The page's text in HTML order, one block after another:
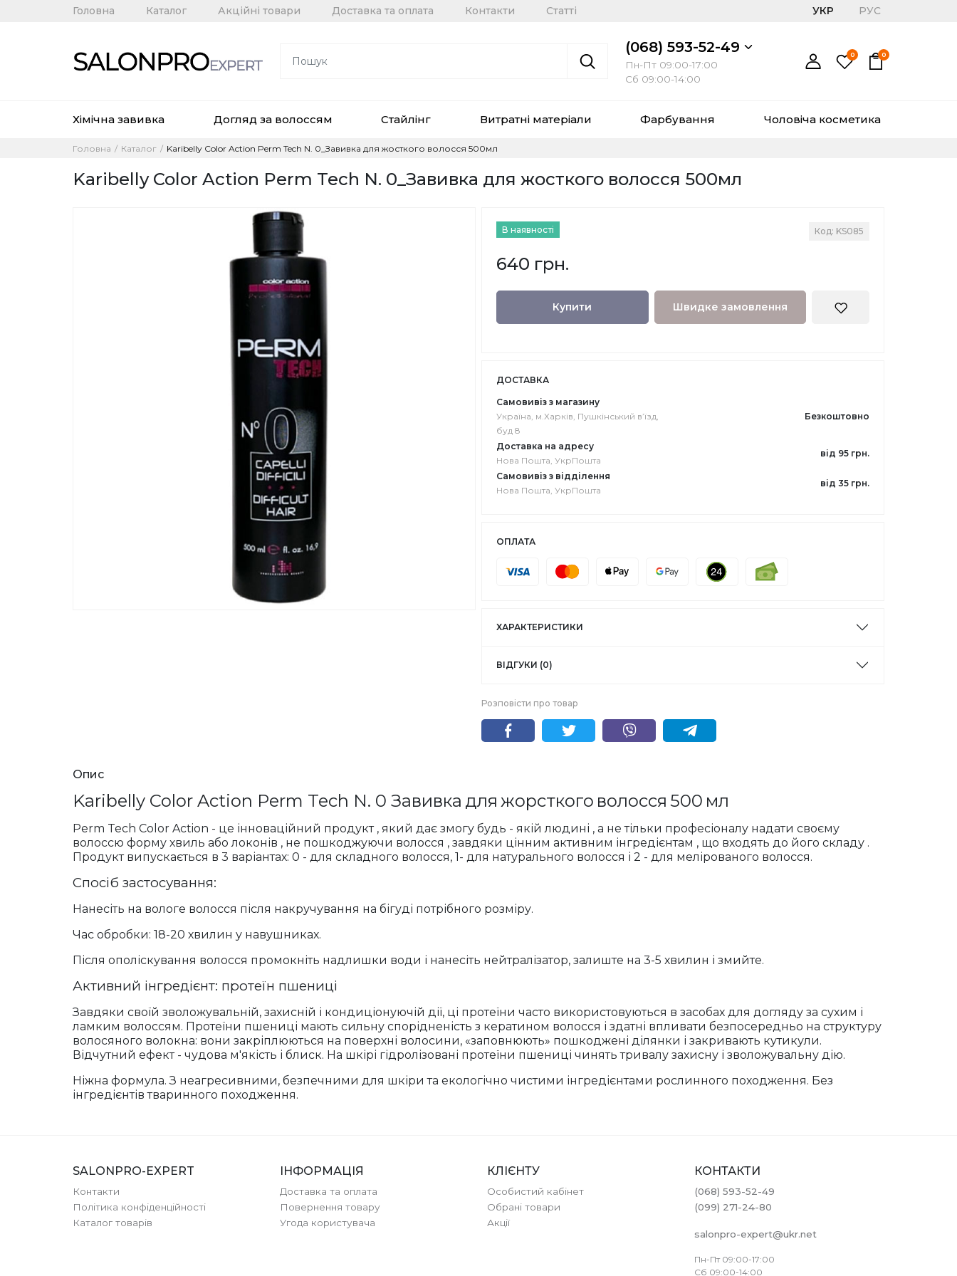
Головна Каталог Акційні товари Доставка та оплата Контакти Статті УКР РУС
(068) 593-52-49
Пн-Пт 09:00-17:00
Сб 09:00-14:00
0 0
Хімічна завивка Догляд за волоссям Стайлінг Витратні матеріали Фарбування Чоловіча косметика
Головна Каталог Karibelly Color Action Perm Tech N. 0_Завивка для жосткого волосся 500мл
Karibelly Color Action Perm Tech N. 0_Завивка для жосткого волосся 500мл
В наявності Код: KS085
640 грн.
Купити Швидке замовлення
ДОСТАВКА
Самовивіз з магазину
Україна, м.Харків, Пушкінський в’їзд,
буд 8
Безкоштовно
Доставка на адресу
Нова Пошта, УкрПошта
від 95 грн.
Самовивіз з відділення
Нова Пошта, УкрПошта
від 35 грн.
ОПЛАТА
ХАРАКТЕРИСТИКИ
ВІДГУКИ (0)
Розповісти про товар
Опис
Karibelly Color Action Perm Tech N. 0 Завивка для жорсткого волосся 500 мл
Perm Tech Color Action - це інноваційний продукт , який дає змогу будь - якій людині , а не тільки професіоналу надати своєму
волоссю форму хвиль або локонів , не пошкоджуючи волосся , завдяки цінним активним інгредієнтам , що входять до його складу .
Продукт випускається в 3 варіантах: 0 - для складного волосся, 1- для натурального волосся і 2 - для мелірованого волосся.
Спосіб застосування:
Нанесіть на вологе волосся після накручування на бігуді потрібного розміру.
Час обробки: 18-20 хвилин у навушниках.
Після ополіскування волосся промокніть надлишки води і нанесіть нейтралізатор, залиште на 3-5 хвилин і змийте.
Активний інгредієнт: протеїн пшениці
Завдяки своїй зволожувальній, захисній і кондиціонуючій дії, ці протеїни часто використовуються в засобах для догляду за сухим і
ламким волоссям. Протеїни пшениці мають сильну спорідненість з кератином волосся і здатні впливати безпосередньо на структуру
волосяного волокна: вони закріплюються на поверхні волосини, «заповнюють» пошкоджені ділянки і закривають кутикули.
Відчутний ефект - чудова м'якість і блиск. На шкірі гідролізовані протеїни пшениці чинять тривалу захисну і зволожувальну дію.
Ніжна формула. З неагресивними, безпечними для шкіри та екологічно чистими інгредієнтами рослинного походження. Без
інгредієнтів тваринного походження.
SALONPRO-EXPERT
Контакти
Політика конфіденційності
Каталог товарів
ІНФОРМАЦІЯ
Доставка та оплата
Повернення товару
Угода користувача
КЛІЄНТУ
Особистий кабінет
Обрані товари
Акції
КОНТАКТИ
(068) 593-52-49
(099) 271-24-80
salonpro-expert@ukr.net
Пн-Пт 09:00-17:00
Сб 09:00-14:00